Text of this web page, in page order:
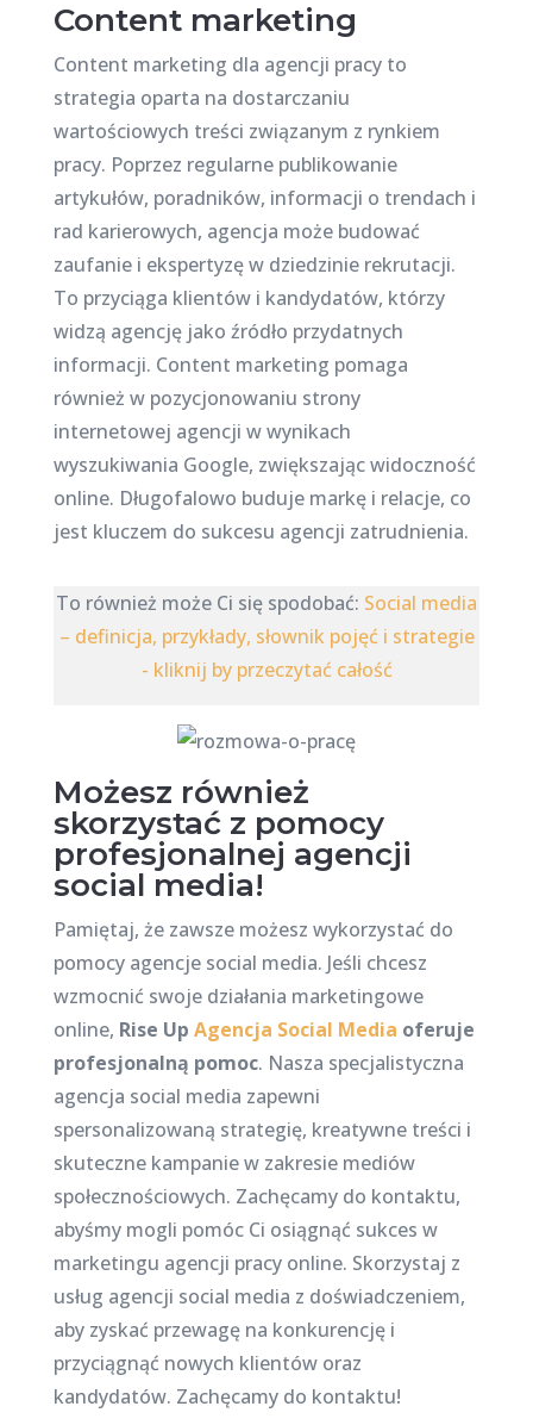
Content marketing
Content marketing dla agencji pracy to
strategia oparta na dostarczaniu
wartościowych treści związanym z rynkiem
pracy. Poprzez regularne publikowanie
artykułów, poradników, informacji o trendach i
rad karierowych, agencja może budować
zaufanie i ekspertyzę w dziedzinie rekrutacji.
To przyciąga klientów i kandydatów, którzy
widzą agencję jako źródło przydatnych
informacji. Content marketing pomaga
również w pozycjonowaniu strony
internetowej agencji w wynikach
wyszukiwania Google, zwiększając widoczność
online. Długofalowo buduje markę i relacje, co
jest kluczem do sukcesu agencji zatrudnienia.
To również może Ci się spodobać: Social media
– definicja, przykłady, słownik pojęć i strategie
- kliknij by przeczytać całość
Możesz również
skorzystać z pomocy
profesjonalnej agencji
social media!
Pamiętaj, że zawsze możesz wykorzystać do
pomocy agencje social media. Jeśli chcesz
wzmocnić swoje działania marketingowe
online, Rise Up Agencja Social Media oferuje
profesjonalną pomoc. Nasza specjalistyczna
agencja social media zapewni
spersonalizowaną strategię, kreatywne treści i
skuteczne kampanie w zakresie mediów
społecznościowych. Zachęcamy do kontaktu,
abyśmy mogli pomóc Ci osiągnąć sukces w
marketingu agencji pracy online. Skorzystaj z
usług agencji social media z doświadczeniem,
aby zyskać przewagę na konkurencję i
przyciągnąć nowych klientów oraz
kandydatów. Zachęcamy do kontaktu!